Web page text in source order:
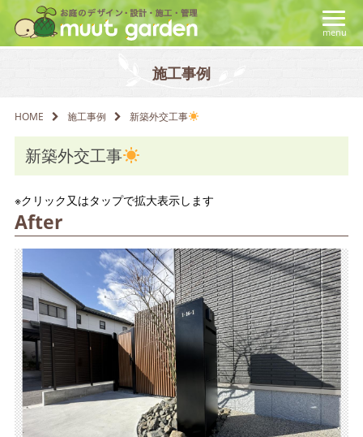
menu
施工事例
HOME 新築外交工事
新築外交工事
After
※クリック又はタップで拡大表示します